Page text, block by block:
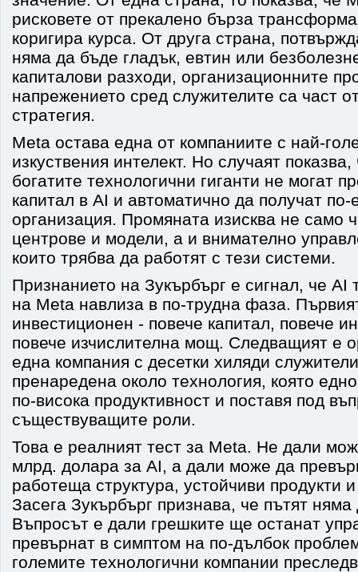
рисковете от прекалено бърза
коригира курса. От друга страна,
няма да бъде гладък, евтин или
капиталови разходи, организационните
напрежението сред служителите са част
стратегия.
Meta остава една от компаниите с най-
изкуствения интелект. Но случаят
богатите технологични гиганти не могат
капитал в AI и автоматично да получат
организация. Промяната изисква не само
центрове и модели, а и внимателно
които трябва да работят с тези системи.
Признанието на Зукърбърг е сигнал, че
на Meta навлиза в по-трудна фаза.
инвестиционен - повече капитал, повече
повече изчислителна мощ. Следващият е
една компания с десетки хиляди
пренаредена около технология, която
по-висока продуктивност и поставя под
съществуващите роли.
Това е реалният тест за Meta. Не дали
млрд. долара за AI, а дали може да
работеща структура, устойчиви продукти
Засега Зукърбърг признава, че пътят няма
Въпросът е дали грешките ще останат
превърнат в симптом на по-дълбок
големите технологични компании